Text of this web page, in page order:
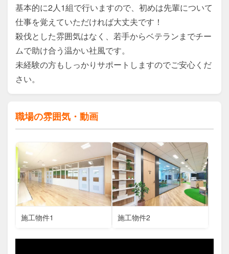
基本的に2人1組で行いますので、初めは先輩について
仕事を覚えていただければ大丈夫です！
殺伐とした雰囲気はなく、若手からベテランまでチー
ムで助け合う温かい社風です。
未経験の方もしっかりサポートしますのでご安心くだ
さい。
職場の雰囲気・動画
施工物件1 施工物件2